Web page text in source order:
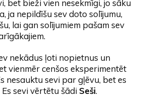
bet bieži vien nesekmīgi, jo sāku
ja nepildīšu sev doto solījumu,
lai gan solījumiem pašam sev
nekādus ļoti nopietnus un
vienmēr cenšos eksperimentēt
nesauktu sevi par gļēvu, bet es
sevi vērtētu šādi Seši.